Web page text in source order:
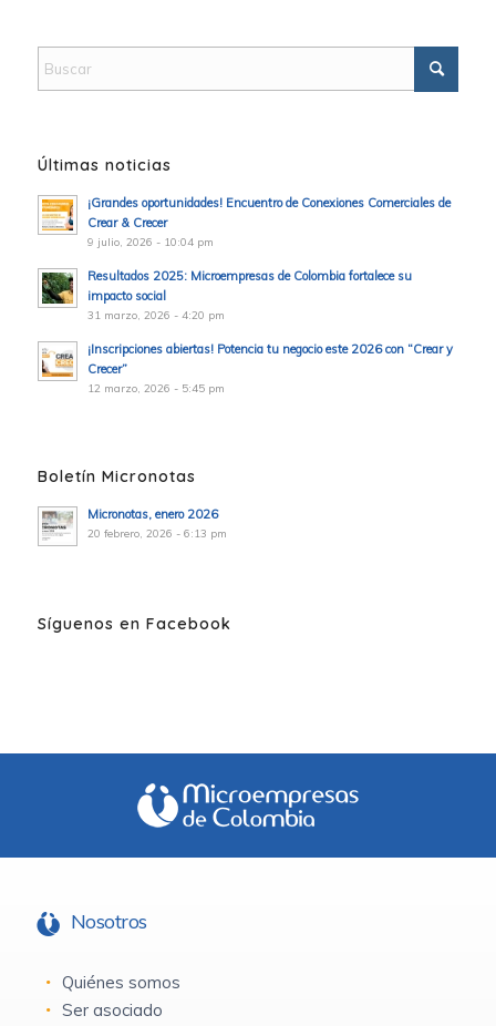
Últimas noticias
¡Grandes oportunidades! Encuentro de Conexiones Comerciales de
Crear & Crecer
9 julio, 2026 - 10:04 pm
Resultados 2025: Microempresas de Colombia fortalece su
impacto social
31 marzo, 2026 - 4:20 pm
¡Inscripciones abiertas! Potencia tu negocio este 2026 con “Crear y
Crecer”
12 marzo, 2026 - 5:45 pm
Boletín Micronotas
Micronotas, enero 2026
20 febrero, 2026 - 6:13 pm
Síguenos en Facebook
Nosotros
Quiénes somos
Ser asociado